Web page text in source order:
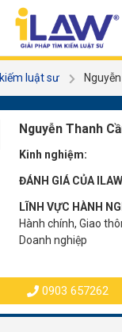
luật sư
Nguyễn Thanh
Kinh nghiệm:
ĐÁNH GIÁ CỦA
LĨNH VỰC HÀNH
Hành chính, Giao
Doanh nghiệp
0903 657262